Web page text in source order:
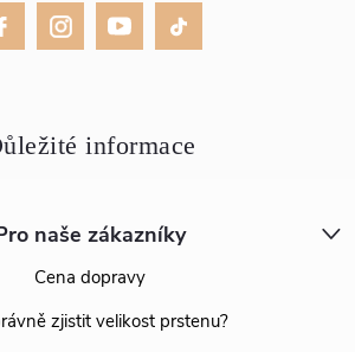
naše zákazníky
Cena dopravy
zjistit velikost prstenu?